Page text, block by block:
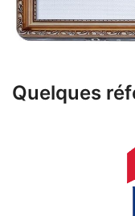
Quelques